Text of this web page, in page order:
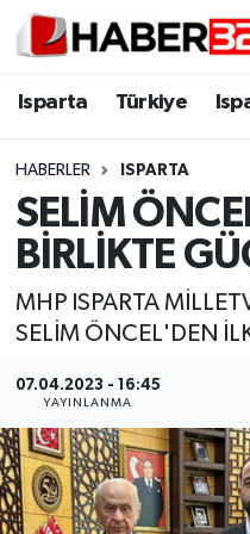
Isparta Türkiye
HABERLER ISPARTA
SELİM
BİRLİKTE
MHP ISPARTA
SELİM ÖNCEL'DEN
07.04.2023 - 16:45
YAYINLANMA
Isparta
Esnaf Diyor ki;
ASAYİŞ
BİLİM VE
EĞİTİM
GENEL
Güncel
Isparta Nöbetçi
Isparta Trafik
Süper Lig Puan
Tüm Manşetler
Son Dakika
Haber Arşivi